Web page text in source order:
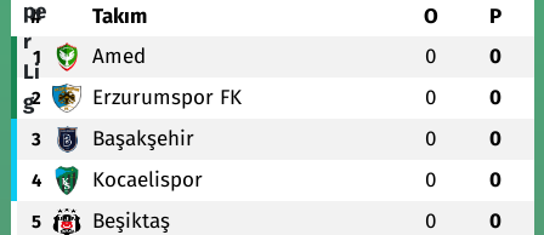
# Takım O P
1 Amed 0 0
2 Erzurumspor FK 0 0
3 Başakşehir 0 0
4 Kocaelispor 0 0
5 Beşiktaş 0 0